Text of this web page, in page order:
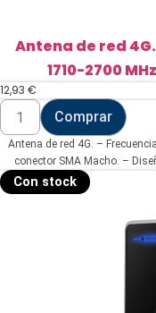
Antena de red
1710-2700
12,93 €
Antena
red
4G.
Frecuencia
4G
Comprar
Antena de red 4G. –
conector SMA Macho. –
antena 4G de 5 dBi. –
Con stock